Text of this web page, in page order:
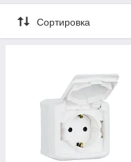
Сортировка